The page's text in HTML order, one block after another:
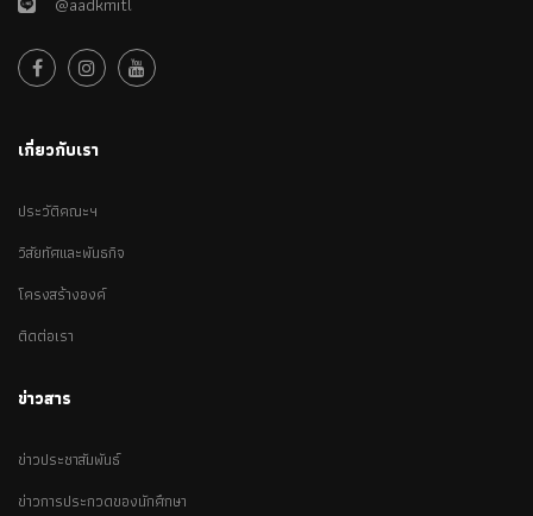
เกี่ยวกับเรา
ประวัติคณะฯ
วิสัยทัศและพันธกิจ
โครงสร้างองค์
ติดต่อเรา
ข่าวสาร
ข่าวประชาสัมพันธ์
ข่าวการประกวดของนักศึกษา